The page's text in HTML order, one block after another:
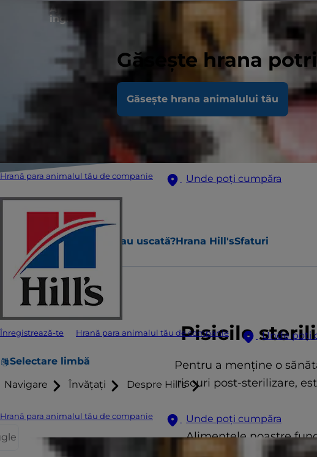
Găsește hrana
Găsește hrana animalului tău
Hrană para animalul tău de companie Unde poți cumpăra
Înregistrează-te Hrană para animalul tău de companie Unde poți
Selectare limbă
Navigare Învățați Despre Hill's
Hrană para animalul tău de companie
Unde poți cumpăra
Ajutați-vă pisica sterilizată să se simtă cel mai
ingrediente.
Nevoi speciale Umedă sau uscată?Hrana Hill'sSfaturi
Pisicile
Pentru a menține o
riscuri post-sterilizare,
Alimentele noastre
dezvoltarea optime.